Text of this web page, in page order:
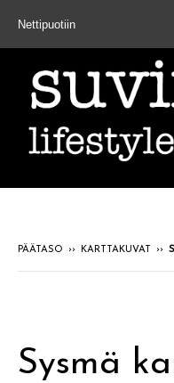
Nettipuotiin
PÄÄTASO ›› KARTTAKUVAT ››
Sysmä